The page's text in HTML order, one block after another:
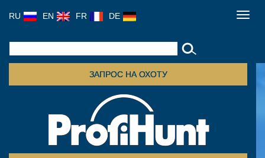
RU EN FR DE
ЗАПРОС НА ОХОТУ